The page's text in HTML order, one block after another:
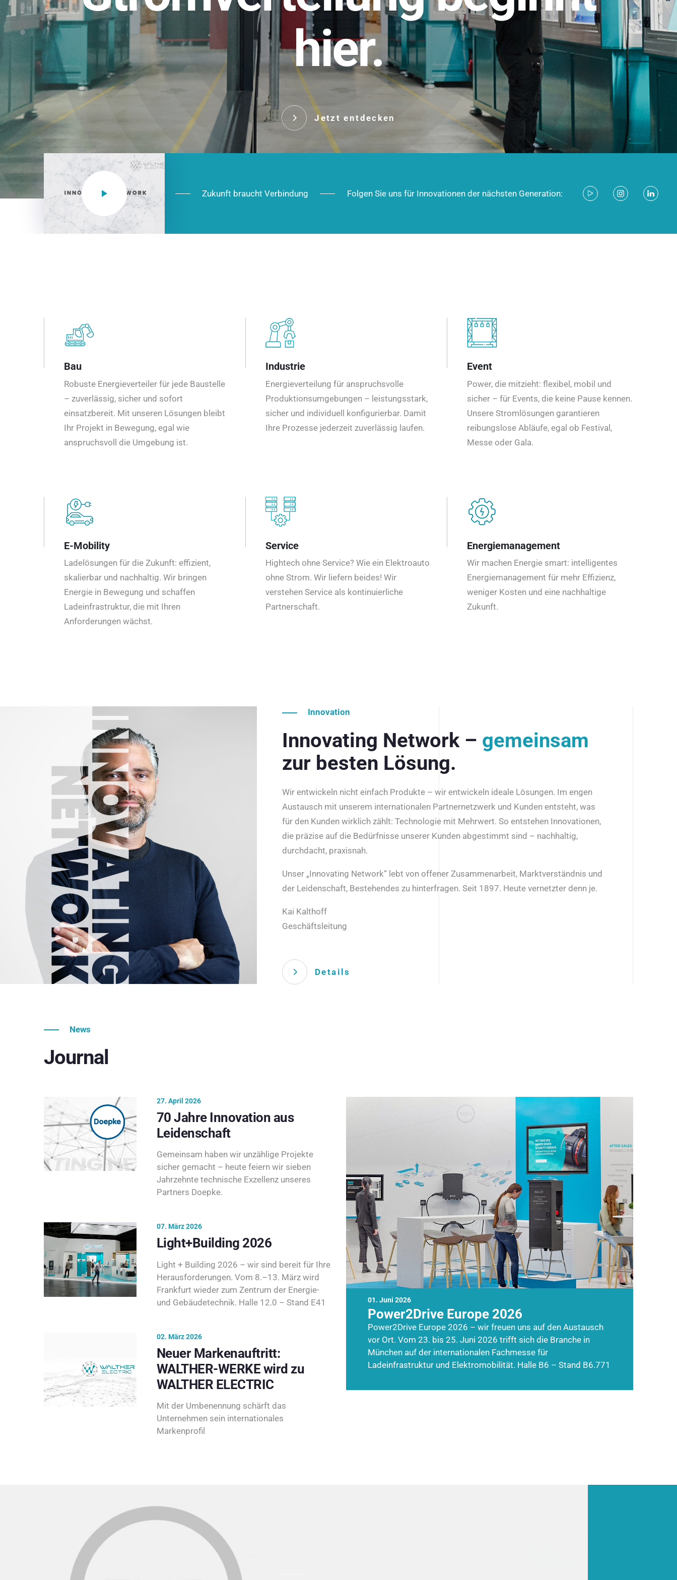
hier.
Jetzt entdecken
NEO CEE: Energieverteilung mit System. Robust im Alltag,
effizient in der Installation, zukunftsfähig im Ausbau.
Das innovative Stecksystem für industrielle Anwendungen –
robust, IP-geschützt und zukunftsfähig.
Jetzt entdecken
Zukunft braucht Verbindung Folgen Sie uns für Innovationen der nächsten Generation:
Bau
Robuste Energieverteiler für jede Baustelle
– zuverlässig, sicher und sofort
einsatzbereit. Mit unseren Lösungen bleibt
Ihr Projekt in Bewegung, egal wie
anspruchsvoll die Umgebung ist.
Industrie
Energieverteilung für anspruchsvolle
Produktionsumgebungen – leistungsstark,
sicher und individuell konfigurierbar. Damit
Ihre Prozesse jederzeit zuverlässig laufen.
Event
Power, die mitzieht: flexibel, mobil und
sicher – für Events, die keine Pause kennen.
Unsere Stromlösungen garantieren
reibungslose Abläufe, egal ob Festival,
Messe oder Gala.
E-Mobility
Ladelösungen für die Zukunft: effizient,
skalierbar und nachhaltig. Wir bringen
Energie in Bewegung und schaffen
Ladeinfrastruktur, die mit Ihren
Anforderungen wächst.
Service
Hightech ohne Service? Wie ein Elektroauto
ohne Strom. Wir liefern beides! Wir
verstehen Service als kontinuierliche
Partnerschaft.
Energiemanagement
Wir machen Energie smart: intelligentes
Energiemanagement für mehr Effizienz,
weniger Kosten und eine nachhaltige
Zukunft.
Innovation
Innovating Network – gemeinsam
zur besten Lösung.
Wir entwickeln nicht einfach Produkte – wir entwickeln ideale Lösungen. Im engen
Austausch mit unserem internationalen Partnernetzwerk und Kunden entsteht, was
für den Kunden wirklich zählt: Technologie mit Mehrwert. So entstehen Innovationen,
die präzise auf die Bedürfnisse unserer Kunden abgestimmt sind – nachhaltig,
durchdacht, praxisnah.
Unser „Innovating Network“ lebt von offener Zusammenarbeit, Marktverständnis und
der Leidenschaft, Bestehendes zu hinterfragen. Seit 1897. Heute vernetzter denn je.
Kai Kalthoff
Geschäftsleitung
Details
News
Journal
01. Juni 2026
Power2Drive Europe 2026
Power2Drive Europe 2026 – wir freuen uns auf den Austausch
vor Ort. Vom 23. bis 25. Juni 2026 trifft sich die Branche in
München auf der internationalen Fachmesse für
Ladeinfrastruktur und Elektromobilität. Halle B6 – Stand B6.771
27. April 2026
70 Jahre Innovation aus
Leidenschaft
Gemeinsam haben wir unzählige Projekte
sicher gemacht – heute feiern wir sieben
Jahrzehnte technische Exzellenz unseres
Partners Doepke.
07. März 2026
Light+Building 2026
Light + Building 2026 – wir sind bereit für Ihre
Herausforderungen. Vom 8.–13. März wird
Frankfurt wieder zum Zentrum der Energie-
und Gebäudetechnik. Halle 12.0 – Stand E41
02. März 2026
Neuer Markenauftritt:
WALTHER-WERKE wird zu
WALTHER ELECTRIC
Mit der Umbenennung schärft das
Unternehmen sein internationales
Markenprofil